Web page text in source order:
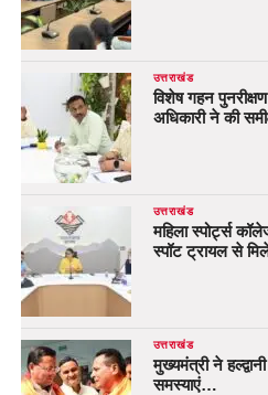
उत्तराखंड
विशेष गहन
अधिकारी ने की
उत्तराखंड
महिला स्पोर्ट्स
स्पॉट ट्रायल से
उत्तराखंड
मुख्यमंत्री ने
समस्याएं…